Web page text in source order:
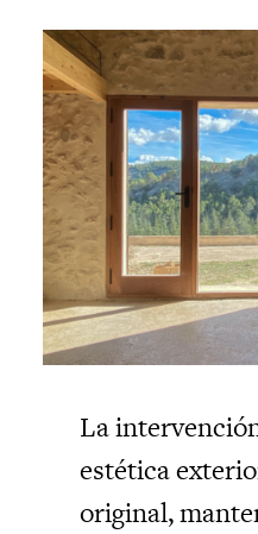
La
estética
original,